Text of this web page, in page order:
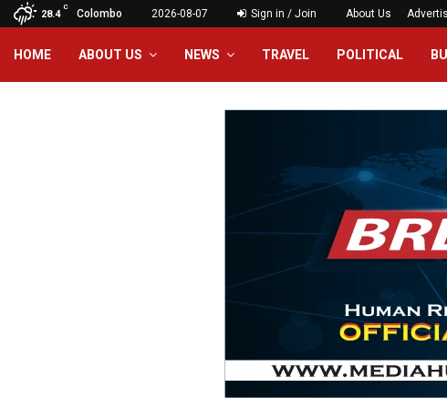
28.4
C
Colombo 2026-08-07 Sign in / Join About Us
HOME ABOUT US NEWS TRAVEL POLITICAL